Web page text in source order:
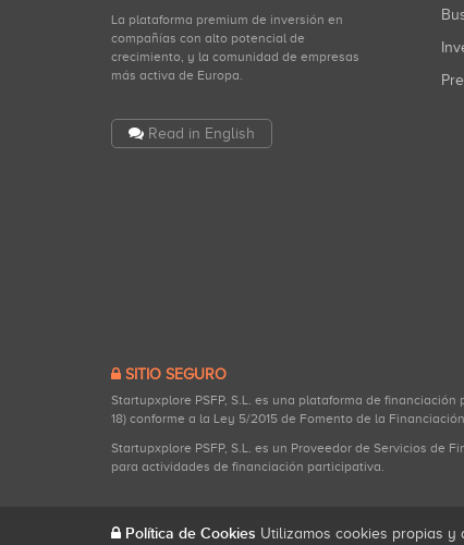
La plataforma premium de inversión en
compañías con alto potencial de
crecimiento, y la comunidad de empresas
más activa de Europa.
Read in English
SITIO SEGURO
Startupxplore PSFP, S.L. es una plataforma de
18) conforme a la Ley 5/2015 de Fomento de la
Startupxplore PSFP, S.L. es un Proveedor de Servicios de
para actividades de financiación participativa.
Política de Cookies Utilizamos cookies propias